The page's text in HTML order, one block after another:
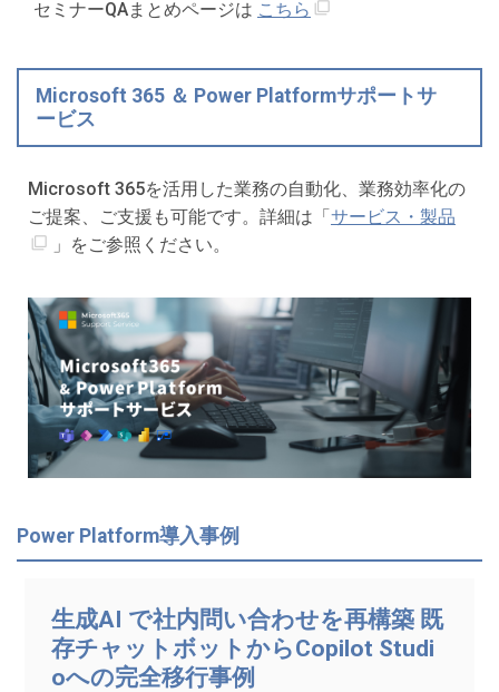
セミナーQAまとめページは こちら
Microsoft 365 ＆ Power Platformサポートサ
ービス
Microsoft 365を活用した業務の自動化、業務効率化の
ご提案、ご支援も可能です。詳細は「 サービス・製品
」をご参照ください。
Power Platform導入事例
生成AI で社内問い合わせを再構築 既
存チャットボットからCopilot Studi
oへの完全移行事例